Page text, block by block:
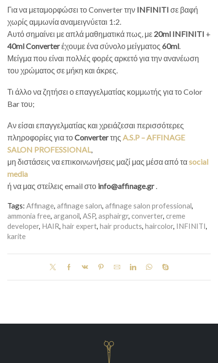
Για να μεταμορφώσει το Converter την INFINITI σε βαφή
χωρίς αμμωνία αναμειγνύεται 1:2.
Αυτό σημαίνει με απλά μαθηματικά πως, με 20ml INFINITI +
40mlConverterέχουμε ένα σύνολο μείγματος 60ml.
Μείγμα που είναι πολλές φορές αρκετό για την ανανέωση
του χρώματος σε μήκη και άκρες.
Τι άλλο να ζητήσει ο επαγγελματίας κομμωτής για το Color
Bar του;
Αν είσαι επαγγελματίας και χρειάζεσαι περισσότερες
πληροφορίες για τοConverterτης A.S.P – AFFINAGE
SALON PROFESSIONAL
μη διστάσεις να επικοινωνήσεις μαζί μας μέσα από ταsocial
media
ή να μας στείλεις email στο info@affinage.gr.
Tags: Affinage, affinage salon, affinage salon professional,
ammonia free, arganoil, ASP, asphairgr, converter, creme
developer, HAIR, hair expert, hair products, haircolor, INFINITI,
karite